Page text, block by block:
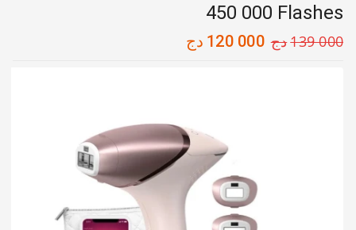
450 000 Flashes
139 000دج 120 000 دج